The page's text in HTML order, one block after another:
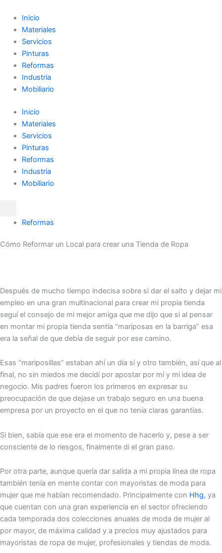
contenido
Inicio
Materiales
Servicios
Pinturas
Reformas
Industria
Mobiliario
Inicio
Materiales
Servicios
Pinturas
Reformas
Industria
Mobiliario
Reformas
Cómo Reformar un Local para crear una Tienda de Ropa
Después de mucho tiempo indecisa sobre si dar el salto y dejar mi
empleo en una gran multinacional para crear mi propia tienda
seguí el consejo de mi mejor amiga que me dijo que si al pensar
en montar mi propia tienda sentía “mariposas en la barriga” esa
era la señal de que debía de seguir por ese camino.
Esas “mariposillas” estaban ahí un día sí y otro también, así que al
final, no sin miedos me decidí por apostar por mí y mi idea de
negocio. Mis padres fueron los primeros en expresar su
preocupación de que dejase un trabajo seguro en una buena
empresa por un proyecto en el que no tenía claras garantías.
Si bien, sabía que ese era el momento de hacerlo y, pese a ser
consciente de lo riesgos, finalmente di el gran paso.
Por otra parte, aunque quería dar salida a mi propia línea de ropa
también tenía en mente contar con mayoristas de moda para
mujer que me habían recomendado. Principalmente con Hhg, ya
que cuentan con una gran experiencia en el sector ofreciendo
cada temporada dos colecciones anuales de moda de mujer al
por mayor, de máxima calidad y a precios muy ajustados para
mayoristas de ropa de mujer, profesionales y tiendas de moda.